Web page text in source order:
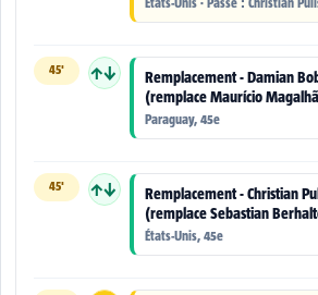
45' ↑↓
Remplacement - Damian
(remplace Maurício
Paraguay, 45e
45' ↑↓
Remplacement - Christian
(remplace Sebastian
États-Unis, 45e